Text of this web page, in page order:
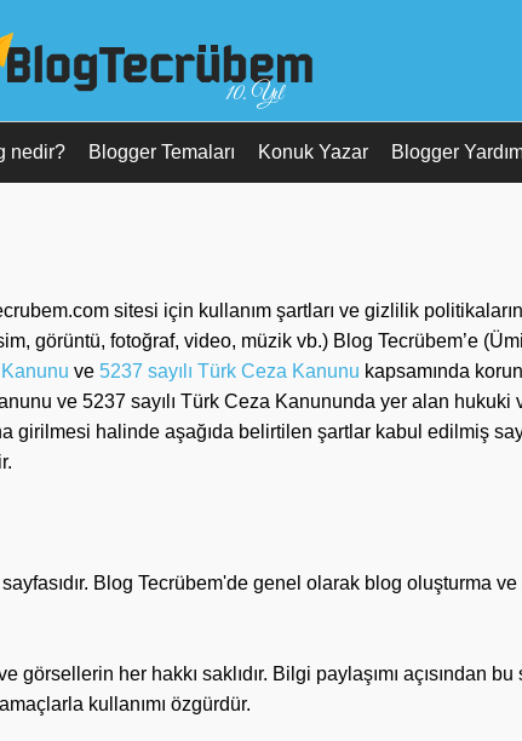
10. Yıl
nedir? Blogger Temaları Konuk Yazar Blogger
sitesi için kullanım şartları ve gizlilik
görüntü, fotoğraf, video, müzik vb.) Blog Tecrübem’e
ve 5237 sayılı Türk Ceza Kanunu kapsamında
ve 5237 sayılı Türk Ceza Kanununda yer alan hukuki
halinde aşağıda belirtilen şartlar kabul edilmiş
Blog Tecrübem'de genel olarak blog oluşturma
görsellerin her hakkı saklıdır. Bilgi paylaşımı açısından bu
kullanımı özgürdür.